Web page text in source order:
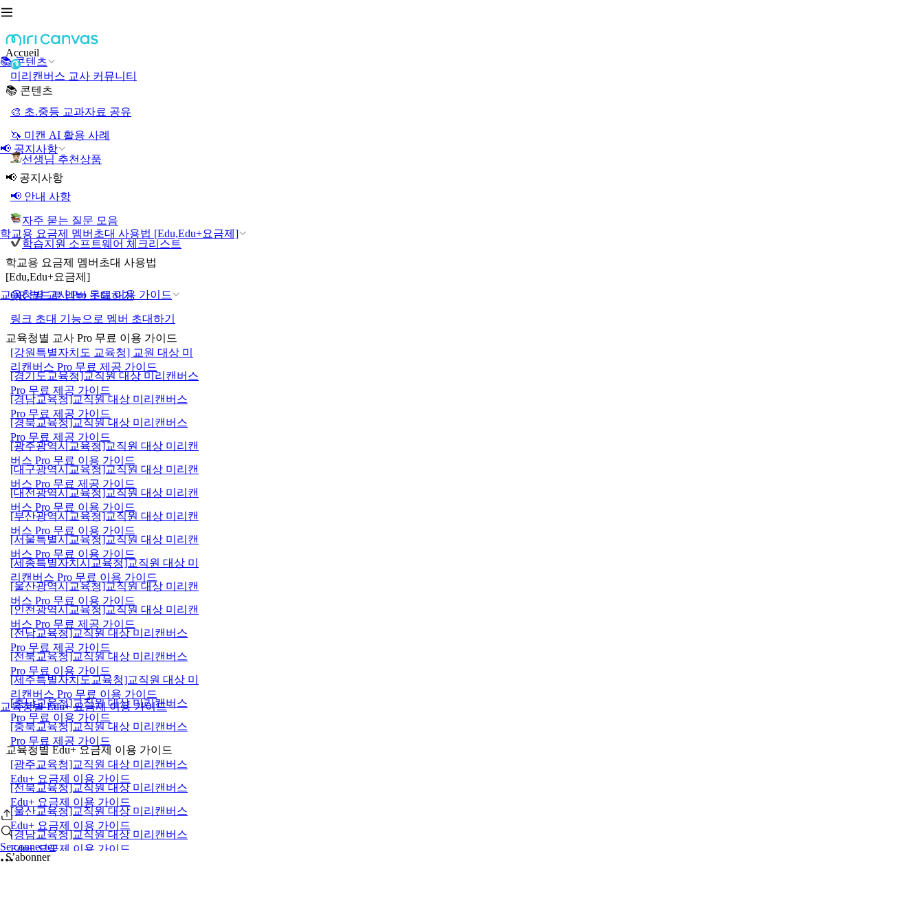
📚 콘텐츠
📢 공지사항
학교용 요금제 멤버초대 사용법 [Edu,Edu+요금제]
교육청별 교사 Pro 무료 이용 가이드
교육청별 Edu+ 요금제 이용 가이드
Se connecter
Accueil
미리캔버스 교사 커뮤니티
📚 콘텐츠
🎨 초.중등 교과자료 공유
🦄 미캔 AI 활용 사례
선생님 추천상품
📢 공지사항
📢 안내 사항
자주 묻는 질문 모음
학습지원 소프트웨어 체크리스트
학교용 요금제 멤버초대 사용법
[Edu,Edu+요금제]
QR 코드로 멤버 초대하기
링크 초대 기능으로 멤버 초대하기
교육청별 교사 Pro 무료 이용 가이드
[강원특별자치도 교육청] 교원 대상 미
리캔버스 Pro 무료 제공 가이드
[경기도교육청]교직원 대상 미리캔버스
Pro 무료 제공 가이드
[경남교육청]교직원 대상 미리캔버스
Pro 무료 제공 가이드
[경북교육청]교직원 대상 미리캔버스
Pro 무료 제공 가이드
[광주광역시교육청]교직원 대상 미리캔
버스 Pro 무료 이용 가이드
[대구광역시교육청]교직원 대상 미리캔
버스 Pro 무료 제공 가이드
[대전광역시교육청]교직원 대상 미리캔
버스 Pro 무료 이용 가이드
[부산광역시교육청]교직원 대상 미리캔
버스 Pro 무료 이용 가이드
[서울특별시교육청]교직원 대상 미리캔
버스 Pro 무료 이용 가이드
[세종특별자치시교육청]교직원 대상 미
리캔버스 Pro 무료 이용 가이드
[울산광역시교육청]교직원 대상 미리캔
버스 Pro 무료 이용 가이드
[인천광역시교육청]교직원 대상 미리캔
버스 Pro 무료 제공 가이드
[전남교육청]교직원 대상 미리캔버스
Pro 무료 제공 가이드
[전북교육청]교직원 대상 미리캔버스
Pro 무료 이용 가이드
[제주특별자치도교육청]교직원 대상 미
리캔버스 Pro 무료 이용 가이드
[충남교육청]교직원 대상 미리캔버스
Pro 무료 이용 가이드
[충북교육청]교직원 대상 미리캔버스
Pro 무료 제공 가이드
교육청별 Edu+ 요금제 이용 가이드
[광주교육청]교직원 대상 미리캔버스
Edu+ 요금제 이용 가이드
[전북교육청]교직원 대상 미리캔버스
Edu+ 요금제 이용 가이드
[울산교육청]교직원 대상 미리캔버스
Edu+ 요금제 이용 가이드
[경남교육청]교직원 대상 미리캔버스
Edu+ 요금제 이용 가이드
S’abonner